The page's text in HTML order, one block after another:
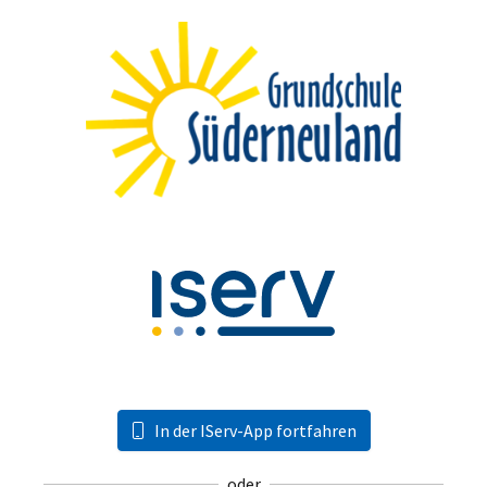
In der IServ-App fortfahren